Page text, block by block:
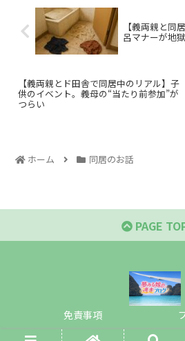
【義両親と同
呂マナーが地獄
【義両親とド田舎で同居中のリアル】子
供のイベント。義母の“当たり前参加”が
つらい
ホーム 同居のお話
PAGE
免責事項